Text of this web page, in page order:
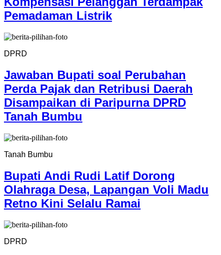
Pemadaman Listrik
DPRD
Jawaban Bupati soal Perubahan
Perda Pajak dan Retribusi Daerah
Disampaikan di Paripurna DPRD
Tanah Bumbu
Tanah Bumbu
Bupati Andi Rudi Latif Dorong
Olahraga Desa, Lapangan Voli Madu
Retno Kini Selalu Ramai
DPRD